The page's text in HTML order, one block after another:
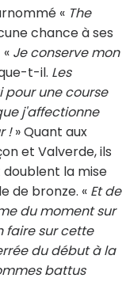
« The
chance à ses
Je conserve mon
t-il. Les
une course
j'affectionne
!» Quant aux
et Valverde, ils
la mise
de bronze. « Et de
du moment sur
faire sur cette
du début à la
battus